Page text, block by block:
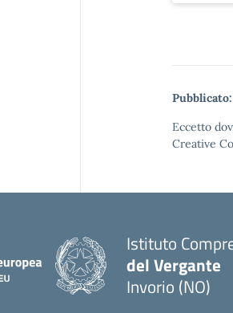
Pubblicato:
Eccetto
Creative
Istituto
del Vergante
Invorio (NO)